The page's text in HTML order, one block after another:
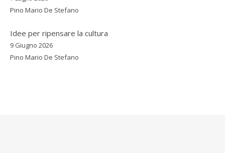
Pino Mario De Stefano
Idee per ripensare la cultura
9 Giugno 2026
Pino Mario De Stefano